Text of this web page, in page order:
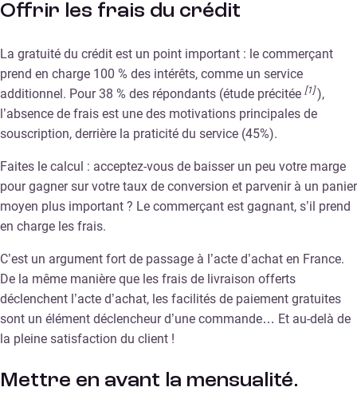
Offrir les frais du crédit
La gratuité du crédit est un point important : le commerçant
prend en charge 100 % des intérêts, comme un service
additionnel. Pour 38 % des répondants (étude précitée [1]),
l’absence de frais est une des motivations principales de
souscription, derrière la praticité du service (45%).
Faites le calcul : acceptez-vous de baisser un peu votre marge
pour gagner sur votre taux de conversion et parvenir à un panier
moyen plus important ? Le commerçant est gagnant, s’il prend
en charge les frais.
C’est un argument fort de passage à l’acte d’achat en France.
De la même manière que les frais de livraison offerts
déclenchent l’acte d’achat, les facilités de paiement gratuites
sont un élément déclencheur d’une commande… Et au-delà de
la pleine satisfaction du client !
Mettre en avant la mensualité.